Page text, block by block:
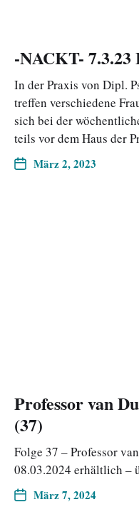
-NACKT-
In der Praxis von Dipl.
treffen verschiedene
sich bei der
teils vor dem Haus der
März 2, 2023
Professor van
(37)
Folge 37 – Professor
08.03.2024 erhältlich –
März 7, 2024